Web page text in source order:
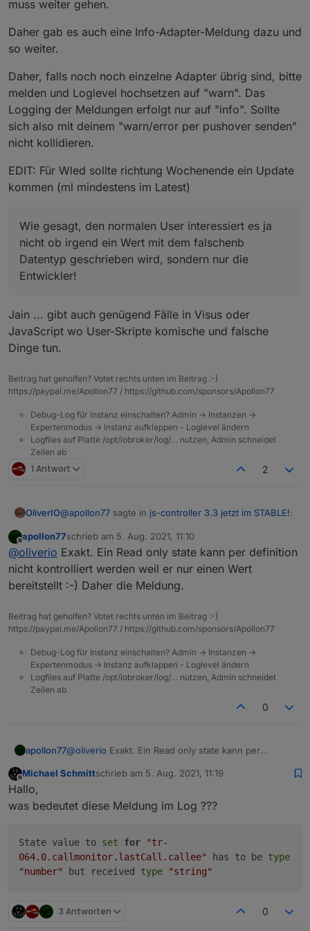
WLED Adapter 100te von Meldungen rauswirft.
geschrieben wird, sondern nur die Entwickler!
muss weiter gehen.
Daher gab es auch eine Info-Adapter-Meldung dazu und
so weiter.
Daher, falls noch noch einzelne Adapter übrig sind, bitte
melden und Loglevel hochsetzen auf "warn". Das
Logging der Meldungen erfolgt nur auf "info". Sollte
sich also mit deinem "warn/error per pushover senden"
nicht kollidieren.
EDIT: Für Wled sollte richtung Wochenende ein Update
kommen (ml mindestens im Latest)
Wie gesagt, den normalen User interessiert es ja
nicht ob irgend ein Wert mit dem falschenb
Datentyp geschrieben wird, sondern nur die
Entwickler!
Jain ... gibt auch genügend Fälle in Visus oder
JavaScript wo User-Skripte komische und falsche
Dinge tun.
Beitrag hat geholfen? Votet rechts unten im Beitrag :-)
https://paypal.me/Apollon77 / https://github.com/sponsors/Apollon77
Debug-Log für Instanz einschalten? Admin -> Instanzen ->
Expertenmodus -> Instanz aufklappen - Loglevel ändern
Logfiles auf Platte /opt/iobroker/log/… nutzen, Admin schneidet
Zeilen ab
1 Antwort 2
OliverIO@apollon77 sagte in js-controller 3.3 jetzt im STABLE!:
@idlebitNa ok :-))
Laut Quellcode ist die einzige Stelle für den Teil
so:
also das heisst, das readonly states eigentlich nur von
adaptern erstellt und beschrieben werden sollen und
soll.
readonly (warum auch immer) erstellt, dann muss man
den ebenfalls mit ack=true beschreiben, da es
Offline
apollon77schrieb am 5. Aug. 2021, 11:10
zuletzt editiert von
@oliverio Exakt. Ein Read only state kann per definition
nicht kontrolliert werden weil er nur einen Wert
bereitstellt :-) Daher die Meldung.
Beitrag hat geholfen? Votet rechts unten im Beitrag :-)
https://paypal.me/Apollon77 / https://github.com/sponsors/Apollon77
Debug-Log für Instanz einschalten? Admin -> Instanzen ->
Expertenmodus -> Instanz aufklappen - Loglevel ändern
Logfiles auf Platte /opt/iobroker/log/… nutzen, Admin schneidet
Zeilen ab
0
apollon77@oliverio Exakt. Ein Read only state kann per
Wert bereitstellt :-) Daher die Meldung.
Offline
Michael Schmittschrieb am 5. Aug. 2021, 11:19
zuletzt editiert von
Hallo,
was bedeutet diese Meldung im Log ???
State value to set for
"tr-
064.0.callmonitor.lastCall.callee"
has to be type
"number"
but received type "string"
3 Antworten 0